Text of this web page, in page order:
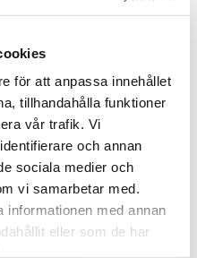
för att anpassa innehållet
tillhandahålla funktioner
vår trafik. Vi
och annan
sociala medier och
vi samarbetar med.
informationen med annan
eller som de har